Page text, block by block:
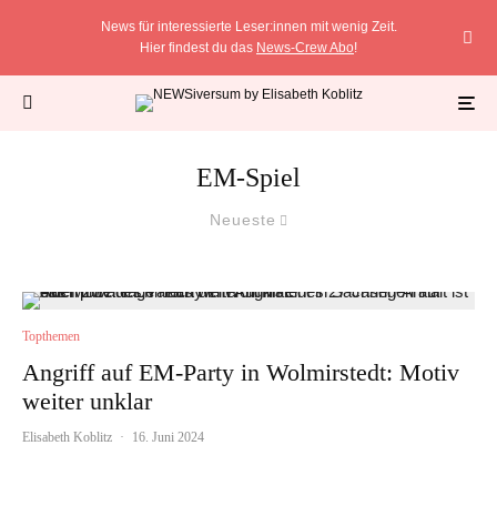
News für interessierte Leser:innen mit wenig Zeit.
Hier findest du das News-Crew Abo!
EM-Spiel
Neueste
Topthemen
Angriff auf EM-Party in Wolmirstedt: Motiv
weiter unklar
Elisabeth Koblitz · 16. Juni 2024